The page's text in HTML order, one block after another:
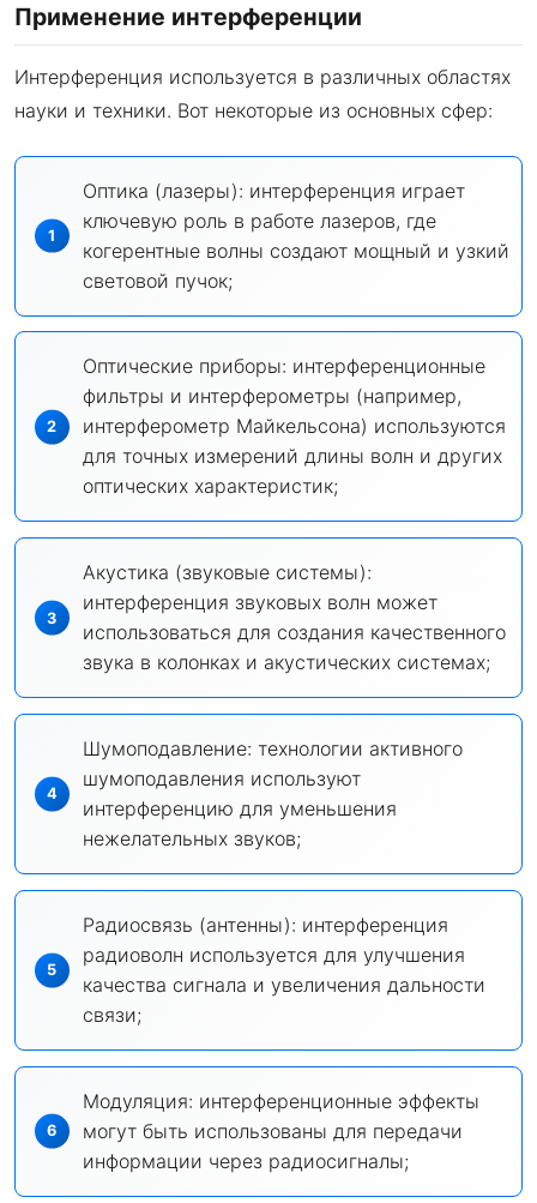
Применение интерференции
Интерференция используется в различных областях
науки и техники. Вот некоторые из основных сфер:
Оптика (лазеры): интерференция играет
ключевую роль в работе лазеров, где
когерентные волны создают мощный и узкий
световой пучок;
Оптические приборы: интерференционные
фильтры и интерферометры (например,
интерферометр Майкельсона) используются
для точных измерений длины волн и других
оптических характеристик;
Акустика (звуковые системы):
интерференция звуковых волн может
использоваться для создания качественного
звука в колонках и акустических системах;
Шумоподавление: технологии активного
шумоподавления используют
интерференцию для уменьшения
нежелательных звуков;
Радиосвязь (антенны): интерференция
радиоволн используется для улучшения
качества сигнала и увеличения дальности
связи;
Модуляция: интерференционные эффекты
могут быть использованы для передачи
информации через радиосигналы;